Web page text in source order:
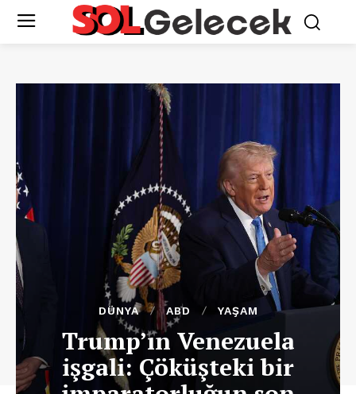
DÜNYA ABD YAŞAM
Trump’ın Venezuela
işgali: Çöküşteki bir